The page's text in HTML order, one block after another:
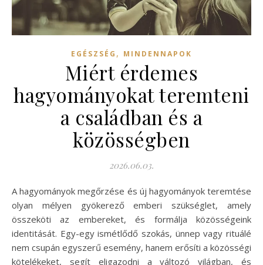
EGÉSZSÉG , MINDENNAPOK
Miért érdemes
hagyományokat teremteni
a családban és a
közösségben
2026.06.03.
A hagyományok megőrzése és új hagyományok teremtése
olyan mélyen gyökerező emberi szükséglet, amely
összeköti az embereket, és formálja közösségeink
identitását. Egy-egy ismétlődő szokás, ünnep vagy rituálé
nem csupán egyszerű esemény, hanem erősíti a közösségi
kötelékeket, segít eligazodni a változó világban, és